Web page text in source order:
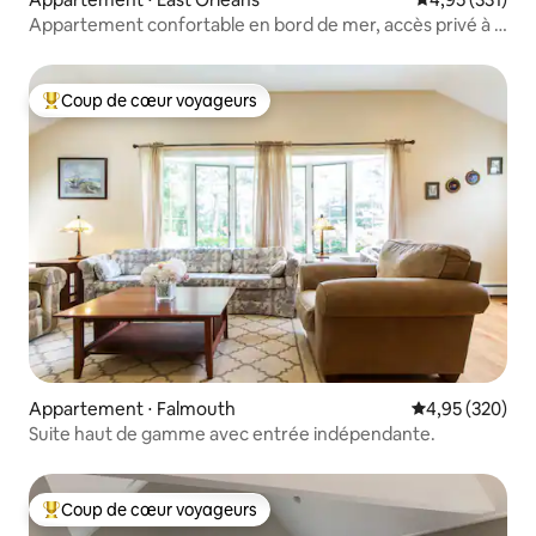
Appartement confortable en bord de mer, accès privé à la
Coups de cœur voyageurs les plus appréciés
Coup de cœur voyageurs
Appartement ⋅ Falmouth Évaluation
4,95 (320)
Suite haut de gamme avec entrée indépendante.
Coups de cœur voyageurs les plus appréciés
Coup de cœur voyageurs